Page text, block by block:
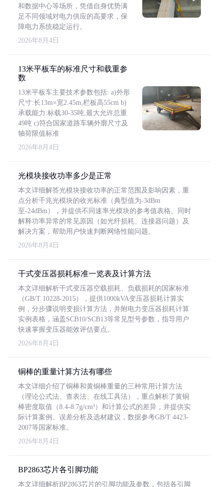
和数据中心等场所，凭借自身优势满
足不同领域对电力供应的高要求，保
障电力系统稳定运行。
2026年8月4日
13米平板车的标准尺寸和载重参
数
13米平板车主要技术参数包括: a)外形
尺寸:长13m×宽2.45m,栏板高55cm b)
承载能力:标载30-35吨,最大允许总重
49吨 c)符合国家道路车辆外廓尺寸及
轴荷限值标准
2026年8月4日
光模块接收功率多少是正常
本文详细解答光模块接收功率的正常范围及影响因素，重
点分析千兆光模块的收光标准（典型值为-3dBm
至-24dBm），并提供不同速率光模块的参考值表格。同时
解释功率异常的常见原因（如光纤损耗、连接器问题）及
解决方案，帮助用户快速判断网络性能问题。
2026年8月4日
干式变压器损耗标准一览表及计算方法
本文详细解析干式变压器空载损耗、负载损耗的国家标准
（GB/T 10228-2015），提供1000kVA变压器损耗计算实
例，分步骤说明变损计算方法，并附电力变压器损耗计算
实例表格，涵盖SCB10/SCB13等常见型号参数，指导用户
快速掌握变压器能效评估要点。
2026年8月4日
铜棒的重量计算方法有哪些
本文详细介绍了铜棒和黄铜棒重量的三种常用计算方法
（理论公式法、查表法、在线工具法），重点解析了黄铜
棒密度取值（8.4-8.7g/cm³）和计算公式的差异，并提供实
际计算案例、误差分析及选材建议，数据参考GB/T 4423-
2007等国家标准。
2026年8月4日
BP2863芯片各引脚功能
本文详细解析BP2863芯片的引脚功能及参数，包括各引脚